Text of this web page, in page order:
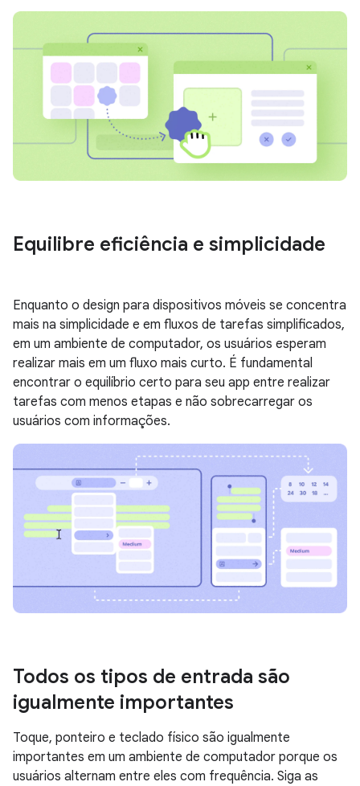
Equilibre eficiência e simplicidade
Enquanto o design para dispositivos móveis se concentra
mais na simplicidade e em fluxos de tarefas simplificados,
em um ambiente de computador, os usuários esperam
realizar mais em um fluxo mais curto. É fundamental
encontrar o equilíbrio certo para seu app entre realizar
tarefas com menos etapas e não sobrecarregar os
usuários com informações.
Todos os tipos de entrada são
igualmente importantes
Toque, ponteiro e teclado físico são igualmente
importantes em um ambiente de computador porque os
usuários alternam entre eles com frequência. Siga as